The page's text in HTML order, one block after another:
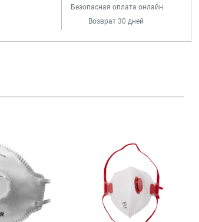
Безопасная оплата онлайн
Возврат 30 дней